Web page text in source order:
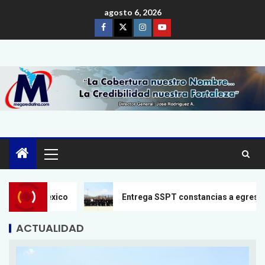
agosto 6, 2026
Entrega SSPT constancias a egresados del 22 escalón
ACTUALIDAD